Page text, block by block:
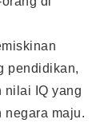
pendidikan,
nilai IQ yang
negara maju.